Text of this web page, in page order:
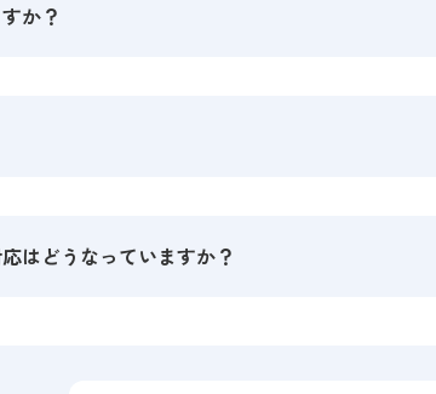
か？
はどうなっていますか？